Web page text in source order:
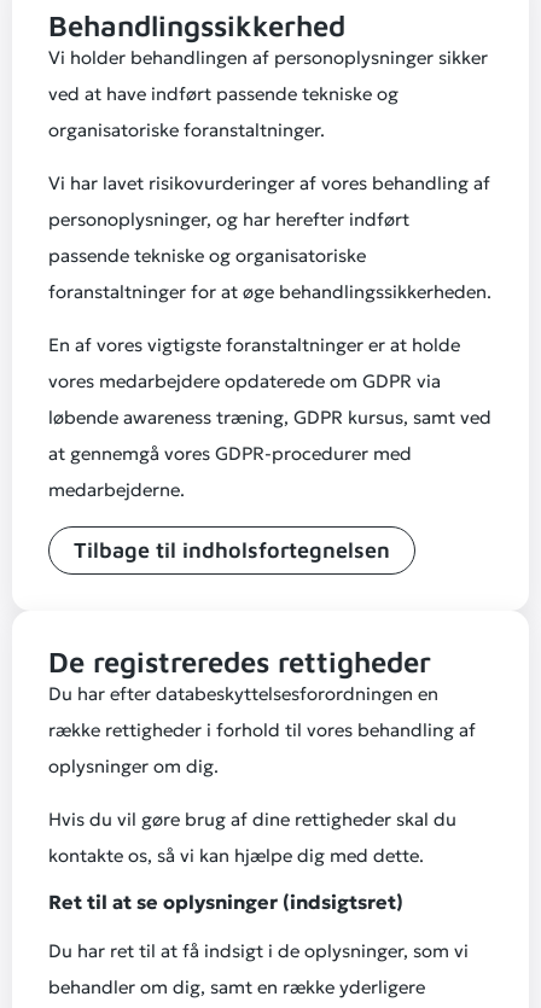
Behandlingssikkerhed
Vi holder behandlingen af personoplysninger sikker
ved at have indført passende tekniske og
organisatoriske foranstaltninger.
Vi har lavet risikovurderinger af vores behandling af
personoplysninger, og har herefter indført
passende tekniske og organisatoriske
foranstaltninger for at øge behandlingssikkerheden.
En af vores vigtigste foranstaltninger er at holde
vores medarbejdere opdaterede om GDPR via
løbende awareness træning, GDPR kursus, samt ved
at gennemgå vores GDPR-procedurer med
medarbejderne.
Tilbage til indholsfortegnelsen
De registreredes rettigheder
Du har efter databeskyttelsesforordningen en
række rettigheder i forhold til vores behandling af
oplysninger om dig.
Hvis du vil gøre brug af dine rettigheder skal du
kontakte os, så vi kan hjælpe dig med dette.
Ret til at se oplysninger (indsigtsret)
Du har ret til at få indsigt i de oplysninger, som vi
behandler om dig, samt en række yderligere